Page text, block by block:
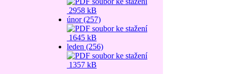
2958 kB
únor (257)
1645 kB
leden (256)
1357 kB